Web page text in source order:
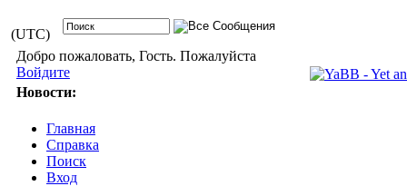
(UTC)
Добро пожаловать, Гость. Пожалуйста
Войдите
Новости:
Главная
Справка
Поиск
Вход